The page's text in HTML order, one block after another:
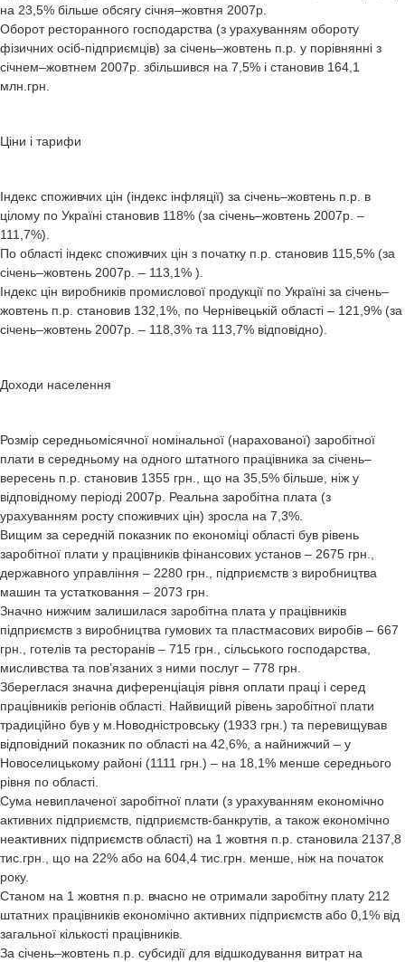
на 23,5% більше обсягу січня–жовтня 2007р.
Оборот ресторанного господарства (з урахуванням обороту
фізичних осіб-підприємців) за січень–жовтень п.р. у порівнянні з
січнем–жовтнем 2007р. збільшився на 7,5% і становив 164,1
млн.грн.
Ціни і тарифи
Індекс споживчих цін (індекс інфляції) за січень–жовтень п.р. в
цілому по Україні становив 118% (за січень–жовтень 2007р. –
111,7%).
По області індекс споживчих цін з початку п.р. становив 115,5% (за
січень–жовтень 2007р. – 113,1% ).
Індекс цін виробників промислової продукції по Україні за січень–
жовтень п.р. становив 132,1%, по Чернівецькій області – 121,9% (за
січень–жовтень 2007р. – 118,3% та 113,7% відповідно).
Доходи населення
Розмір середньомісячної номінальної (нарахованої) заробітної
плати в середньому на одного штатного працівника за січень–
вересень п.р. становив 1355 грн., що на 35,5% більше, ніж у
відповідному періоді 2007р. Реальна заробітна плата (з
урахуванням росту споживчих цін) зросла на 7,3%.
Вищим за середній показник по економіці області був рівень
заробітної плати у працівників фінансових установ – 2675 грн.,
державного управління – 2280 грн., підприємств з виробництва
машин та устатковання – 2073 грн.
Значно нижчим залишилася заробітна плата у працівників
підприємств з виробництва гумових та пластмасових виробів – 667
грн., готелів та ресторанів – 715 грн., сільського господарства,
мисливства та пов’язаних з ними послуг – 778 грн.
Збереглася значна диференціація рівня оплати праці і серед
працівників регіонів області. Найвищий рівень заробітної плати
традиційно був у м.Новодністровську (1933 грн.) та перевищував
відповідний показник по області на 42,6%, а найнижчий – у
Новоселицькому районі (1111 грн.) – на 18,1% менше середнього
рівня по області.
Сума невиплаченої заробітної плати (з урахуванням економічно
активних підприємств, підприємств-банкрутів, а також економічно
неактивних підприємств області) на 1 жовтня п.р. становила 2137,8
тис.грн., що на 22% або на 604,4 тис.грн. менше, ніж на початок
року.
Станом на 1 жовтня п.р. вчасно не отримали заробітну плату 212
штатних працівників економічно активних підприємств або 0,1% від
загальної кількості працівників.
За січень–жовтень п.р. субсидії для відшкодування витрат на